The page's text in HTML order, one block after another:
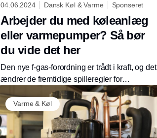
04.06.2024 Dansk Køl & Varme Sponseret
Arbejder du med køleanlæg
eller varmepumper? Så bør
du vide det her
Den nye f-gas-forordning er trådt i kraft, og det
ændrer de fremtidige spilleregler for
kølebranchen på flere punkter.
Annonce
Varme & Køl